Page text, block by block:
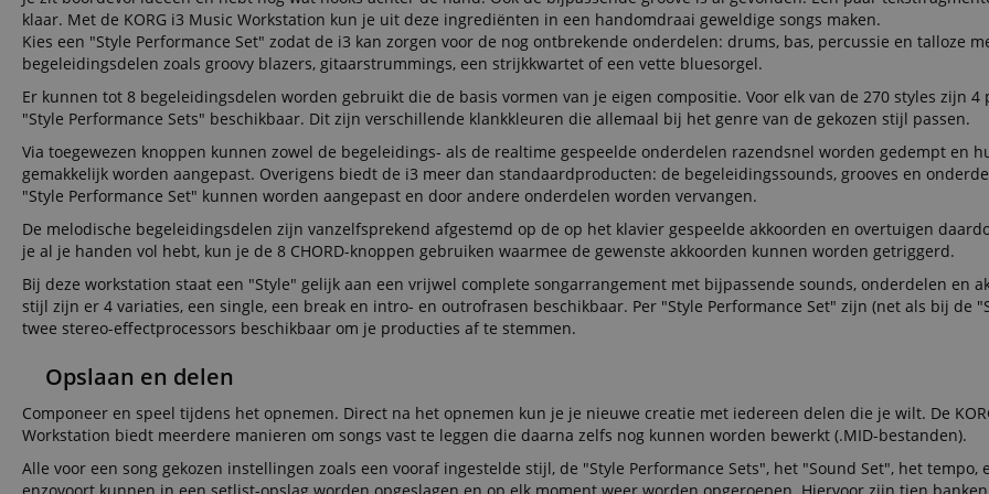
klaar. Met de KORG i3 Music Workstation kun je uit deze ingrediënten in een handomdraai geweldige songs maken.
Kies een "Style Performance Set" zodat de i3 kan zorgen voor de nog ontbrekende onderdelen: drums, bas, percussie en talloze
begeleidingsdelen zoals groovy blazers, gitaarstrummings, een strijkkwartet of een vette bluesorgel.
Er kunnen tot 8 begeleidingsdelen worden gebruikt die de basis vormen van je eigen compositie. Voor elk van de 270 styles zijn 4
"Style Performance Sets" beschikbaar. Dit zijn verschillende klankkleuren die allemaal bij het genre van de gekozen stijl passen.
Via toegewezen knoppen kunnen zowel de begeleidings- als de realtime gespeelde onderdelen razendsnel worden gedempt en
gemakkelijk worden aangepast. Overigens biedt de i3 meer dan standaardproducten: de begeleidingssounds, grooves en
"Style Performance Set" kunnen worden aangepast en door andere onderdelen worden vervangen.
De melodische begeleidingsdelen zijn vanzelfsprekend afgestemd op de op het klavier gespeelde akkoorden en overtuigen
je al je handen vol hebt, kun je de 8 CHORD-knoppen gebruiken waarmee de gewenste akkoorden kunnen worden getriggerd.
Bij deze workstation staat een "Style" gelijk aan een vrijwel complete songarrangement met bijpassende sounds, onderdelen en
stijl zijn er 4 variaties, een single, een break en intro- en outrofrasen beschikbaar. Per "Style Performance Set" zijn (net als bij de
twee stereo-effectprocessors beschikbaar om je producties af te stemmen.
Opslaan en delen
Componeer en speel tijdens het opnemen. Direct na het opnemen kun je je nieuwe creatie met iedereen delen die je wilt. De
Workstation biedt meerdere manieren om songs vast te leggen die daarna zelfs nog kunnen worden bewerkt (.MID-bestanden).
Alle voor een song gekozen instellingen zoals een vooraf ingestelde stijl, de "Style Performance Sets", het "Sound Set", het tempo,
enzovoort kunnen in een setlist-opslag worden opgeslagen en op elk moment weer worden opgeroepen. Hiervoor zijn tien
CookieScriptConsent
CookieScript
.kirstein.nl
1 jaar 1
maand
Deze cookie wordt gebruikt door de Cookie-
de cookievoorkeuren van bezoekers te
cookiebanner van Cookie-Script.com moet
session-id-apay
Amazon
.amazon.com
11 maanden
4 weken
This cookie is used to manage the user session
particularly in relation to the payment process,
and effective checkout experience.
FPGSID
.kirstein.nl
29 minuten
57 seconden
This cookie is used to preserve user session
requests.
apay-session-set
Amazon.com
www.kirstein.nl
11 maanden
4 weken
This cookie is set by Amazon Pay. Session
server to store information about user page
easily pick up where they left off on the
connectedAuth
www.kirstein.nl
authentication and payment transactions
session-token
.amazon.com
11 maanden
This cookie is used to maintain an anonymized
Naam
Aanbieder
/ Domein
Vervaldatum Omschrijving
Aanbieder /
Naam
Aanbieder /
Domein
Vervaldatum Omschrijving
Vervaldatum
CrossDomainCookieScriptConsent_389
.crossdomain.cookie-script.com 1 jaar 1 maand